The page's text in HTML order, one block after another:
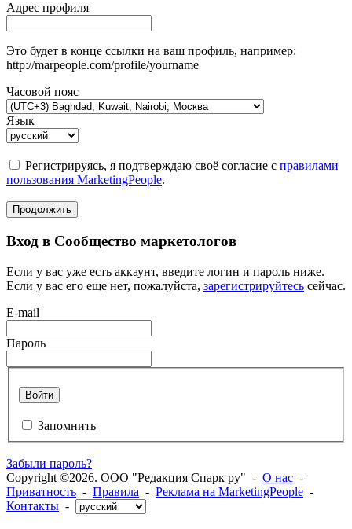
Адрес профиля
Это будет в конце ссылки на ваш профиль, например:
http://marpeople.com/profile/yourname
Часовой пояс
Язык
Регистрируясь, я подтверждаю своё согласие с правилами
пользования MarketingPeople.
Продолжить
Вход в Сообщество маркетологов
Если у вас уже есть аккаунт, введите логин и пароль ниже.
Если у вас его еще нет, пожалуйста, зарегистрируйтесь сейчас.
E-mail
Пароль
Войти
Запомнить
Забыли пароль?
Copyright ©2026. ООО "Редакция Спарк ру" - О нас -
Приватность - Правила - Реклама на MarketingPeople -
Контакты -